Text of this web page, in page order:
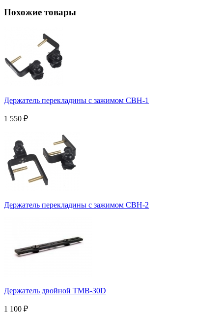
Похожие товары
Держатель перекладины с зажимом CBH-1
1 550 ₽
Держатель перекладины с зажимом CBH-2
Держатель двойной TMB-30D
1 100 ₽